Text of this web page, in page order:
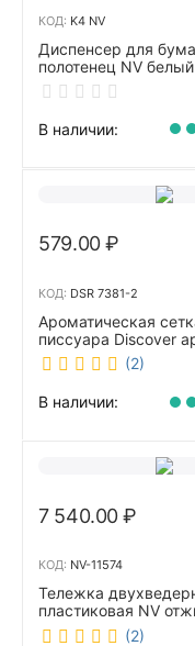
КОД: K4 NV
Диспенсер для
полотенец NV
В наличии:
579.00₽
КОД: DSR 7381-2
Ароматическая
писсуара Discover
DSR 7381-2 (2)
В наличии:
7 540.00₽
КОД: NV-11574
Тележка
пластиковая NV
NV-11574
(2)